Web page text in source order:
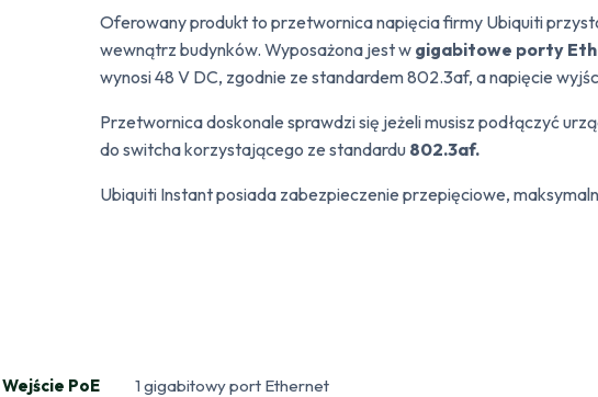
Oferowany produkt to przetwornica napięcia firmy Ubiquiti
wewnątrz budynków. Wyposażona jest w gigabitowe porty
wynosi 48 V DC, zgodnie ze standardem 802.3af, a napięcie
Przetwornica doskonale sprawdzi się jeżeli musisz podłączyć
do switcha korzystającego ze standardu 802.3af.
Ubiquiti Instant posiada zabezpieczenie przepięciowe,
Wejście PoE 1 gigabitowy port Ethernet